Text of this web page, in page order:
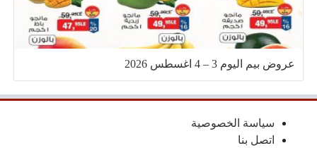
عروض بيم اليوم 3 – 4 اغسطس 2026
سياسة الخصوصية
اتصل بنا